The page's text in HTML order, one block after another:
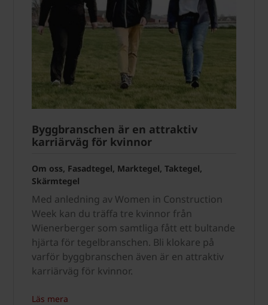
Byggbranschen är en attraktiv
karriärväg för kvinnor
Om oss, Fasadtegel, Marktegel, Taktegel,
Skärmtegel
Med anledning av Women in Construction
Week kan du träffa tre kvinnor från
Wienerberger som samtliga fått ett bultande
hjärta för tegelbranschen. Bli klokare på
varför byggbranschen även är en attraktiv
karriärväg för kvinnor.
Läs mera